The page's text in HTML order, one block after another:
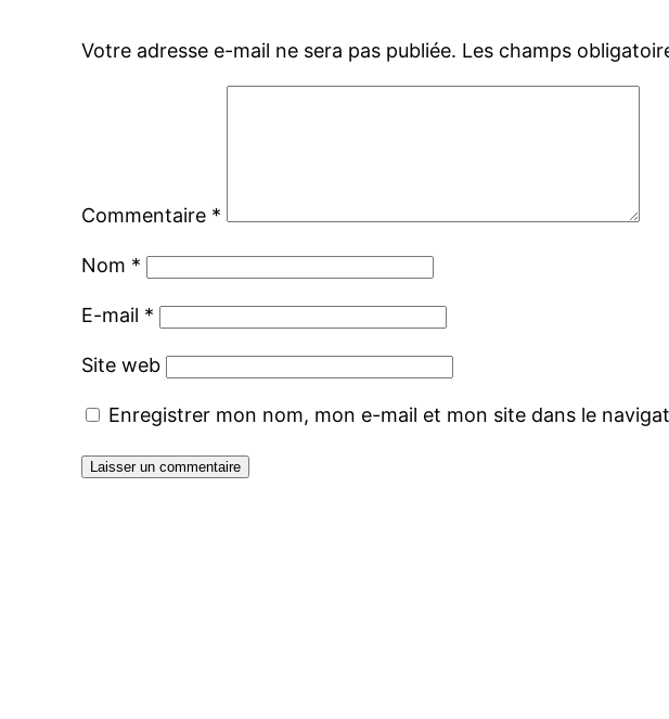
Votre adresse e-mail ne sera pas publiée. Les champs
Commentaire *
Nom *
E-mail *
Site web
Enregistrer mon nom, mon e-mail et mon site dans le